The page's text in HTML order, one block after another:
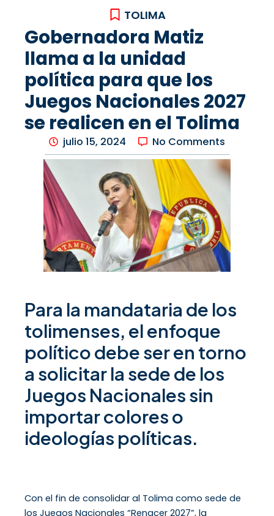
TOLIMA
Gobernadora Matiz
llama a la unidad
política para que los
Juegos Nacionales 2027
se realicen en el Tolima
julio 15, 2024 No Comments
Para la mandataria de los
tolimenses, el enfoque
político debe ser en torno
a solicitar la sede de los
Juegos Nacionales sin
importar colores o
ideologías políticas.
Con el fin de consolidar al Tolima como sede de
los Juegos Nacionales “Renacer 2027”, la